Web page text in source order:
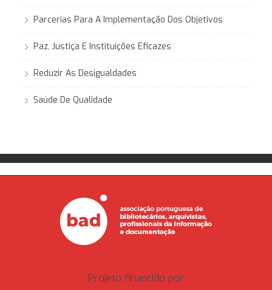
Parcerias Para A Implementação Dos Objetivos
Paz, Justiça E Instituições Eficazes
Reduzir As Desigualdades
Saúde De Qualidade
Projeto financido por